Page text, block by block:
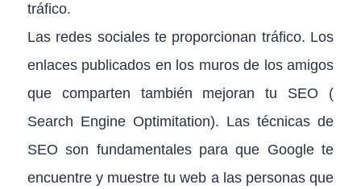
tráfico.
Las redes sociales te proporcionan tráfico. Los
enlaces publicados en los muros de los amigos
que comparten también mejoran tu SEO (
Search Engine Optimitation). Las técnicas de
SEO son fundamentales para que Google te
encuentre y muestre tu web a las personas que